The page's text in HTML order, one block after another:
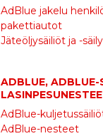
AdBlue jakelu
pakettiautot
Jäteöljysäiliöt ja -
ADBLUE, ADBLUE-
AdBlue-
AdBlue-nesteet